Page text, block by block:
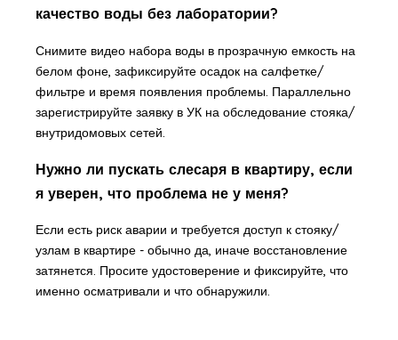
качество воды без лаборатории?
Снимите видео набора воды в прозрачную емкость на
белом фоне, зафиксируйте осадок на салфетке/
фильтре и время появления проблемы. Параллельно
зарегистрируйте заявку в УК на обследование стояка/
внутридомовых сетей.
Нужно ли пускать слесаря в квартиру, если
я уверен, что проблема не у меня?
Если есть риск аварии и требуется доступ к стояку/
узлам в квартире - обычно да, иначе восстановление
затянется. Просите удостоверение и фиксируйте, что
именно осматривали и что обнаружили.